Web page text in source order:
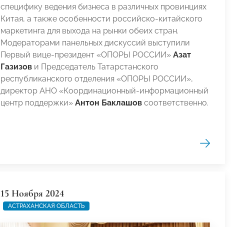
специфику ведения бизнеса в различных провинциях
Китая, а также особенности российско-китайского
маркетинга для выхода на рынки обеих стран.
Модераторами панельных дискуссий выступили
Первый вице-президент «ОПОРЫ РОССИИ»Азат
Газизов и Председатель Татарстанского
республиканского отделения «ОПОРЫ РОССИИ»,
директор АНО «Координационный-информационный
центр поддержки» Антон Баклашов соответственно.
15 Ноября 2024
АСТРАХАНСКАЯ ОБЛАСТЬ